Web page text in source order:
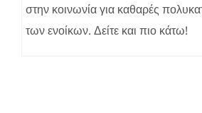
στην κοινωνία για καθαρές
των ενοίκων. Δείτε και πιο κάτω!